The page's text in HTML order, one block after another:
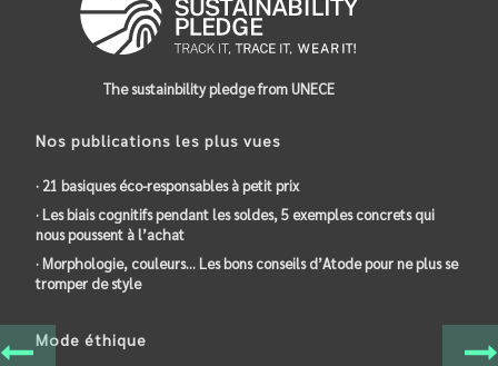
The sustainbility pledge from UNECE
Nos publications les plus vues
· 21 basiques éco-responsables à petit prix
· Les biais cognitifs pendant les soldes, 5 exemples concrets qui
nous poussent à l’achat
· Morphologie, couleurs… Les bons conseils d’Atode pour ne plus se
tromper de style
Mode éthique